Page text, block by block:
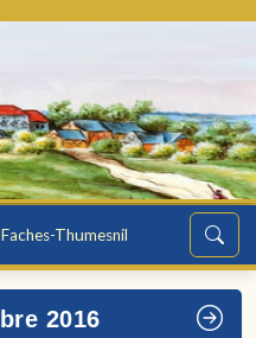
Thumesnil
2016